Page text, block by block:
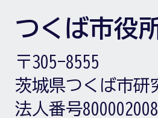
つくば市役
〒305-8555
茨城県つくば市研
法人番号